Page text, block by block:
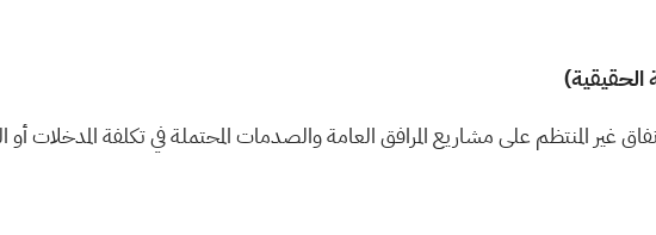
غير المنتظم على مشاريع المرافق العامة والصدمات المحتملة في تكلفة